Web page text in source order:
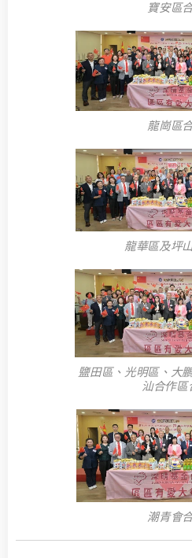
寶安區
龍崗區
龍華區及坪
鹽田區、光明區、大
汕合作區
潮青會